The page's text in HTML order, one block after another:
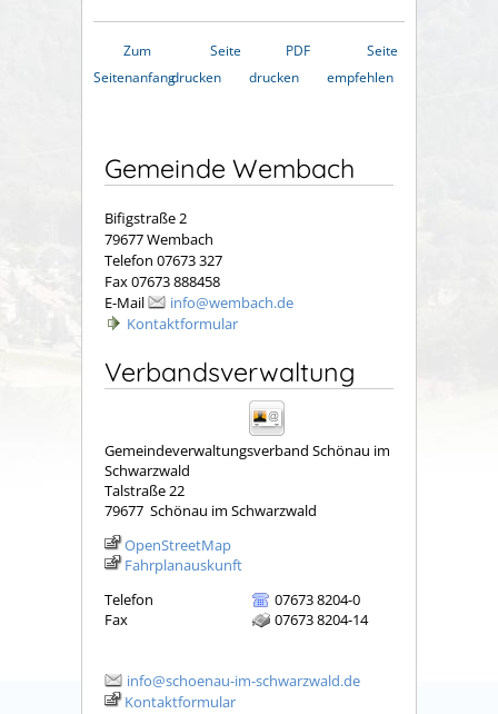
Zum
Seitenanfang
Seite
drucken
PDF
drucken
Seite
empfehlen
Gemeinde Wembach
Bifigstraße 2
79677 Wembach
Telefon 07673 327
Fax 07673 888458
E-Mail
info@wembach.de
Kontaktformular
Verbandsverwaltung
Gemeindeverwaltungsverband Schönau im
Schwarzwald
Talstraße 22
79677 Schönau im Schwarzwald
OpenStreetMap
Fahrplanauskunft
Telefon
07673 8204-0
Fax
07673 8204-14
info@schoenau-im-schwarzwald.de
Kontaktformular